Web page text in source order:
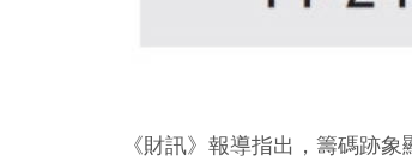
《財訊》報導指出，籌碼跡